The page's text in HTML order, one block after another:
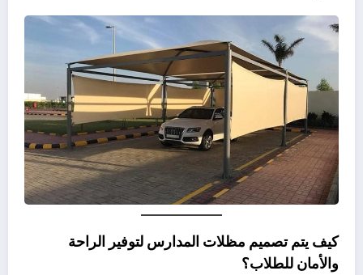
كيف يتم تصميم مظلات المدارس لتوفير الراحة
والأمان للطلاب؟